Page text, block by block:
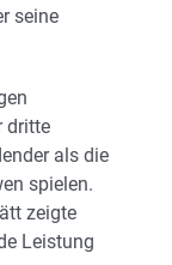
seine
dritte
als die
spielen.
zeigte
Leistung